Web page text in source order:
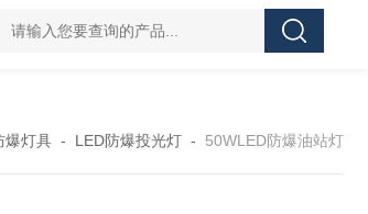
水防腐检修插座箱 4回路带漏电防爆照明配电箱
爆灯具 - LED防爆投光灯 - 50WLED防爆油站灯